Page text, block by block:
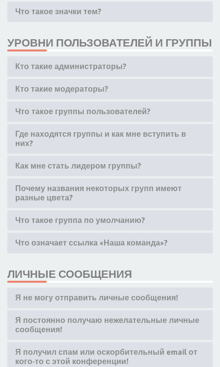
Что такое значки тем?
УРОВНИ ПОЛЬЗОВАТЕЛЕЙ И ГРУППЫ
Кто такие администраторы?
Кто такие модераторы?
Что такое группы пользователей?
Где находятся группы и как мне вступить в
них?
Как мне стать лидером группы?
Почему названия некоторых групп имеют
разные цвета?
Что такое группа по умолчанию?
Что означает ссылка «Наша команда»?
ЛИЧНЫЕ СООБЩЕНИЯ
Я не могу отправить личные сообщения!
Я постоянно получаю нежелательные личные
сообщения!
Я получил спам или оскорбительный email от
кого-то с этой конференции!